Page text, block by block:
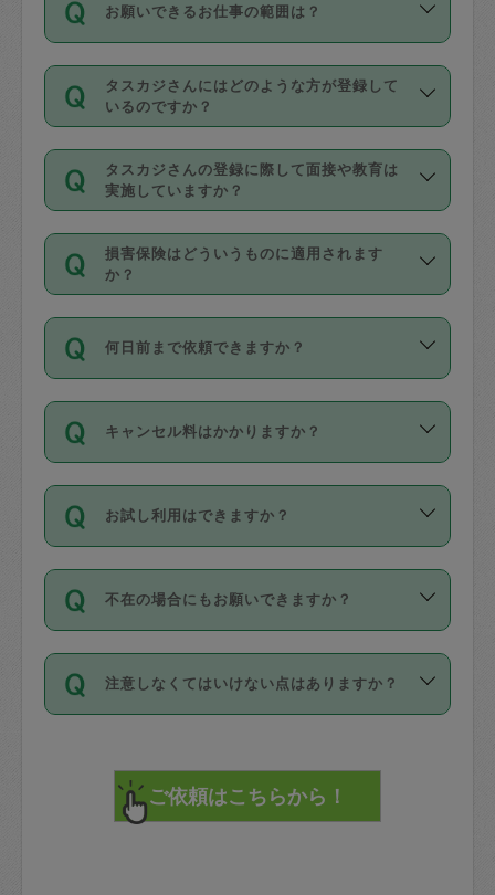
銀行振込や現金払いも対応していませ
なお、タスカジさんの交通費も、依頼料
金のご請求と合わせてお支払いとなりま
動計算で表示されます。
（例：毎週定期の場合は３回以上のキャ
ンセルが有償（1200円、隔週定期の場合
は２回以上のキャンセルが有償（1200
たり３時間です。
・ＡＭ ９時～１２時
・ＰＭ １３時～１６時
・夜 １８時～２１時
開始時間を２時間前後変更することが可
能です。依頼送信後、個別にタスカジさ
んにメッセージを送り調整してくださ
い。ただし、２時間を越えての調整はで
時間も被らない場合、損害保険の対象外
お願いできるお仕事の範囲は？
掃除、整理収納、洗濯、買い物、料理、
作り置きです。タスカジさんによってで
きる仕事の範囲が異なりますので、依頼
する前にタスカジさんのプロフィールで
確認してください。
基本的に、高所での作業や危険作業、屋
外での作業は対象外です。
タスカジさんにはどのような方が登録して
いるのですか？
主婦として長年の家事経験をお持ちの
方、栄養士・調理師といった資格者で保
育園や学校の給食やレストランで料理関
係の専門職に従事されていた方、日本で
すでにハウスキーパーや英語の先生とし
てお仕事をしているフィリピン出身の
社員など様々なバックグラウンドの方が
登録しています。
日本語も話せる方など様々です。
ールに記載していますので、各自の得意
を依頼してください。
タスカジさんの登録に際して面接や教育は
実施していますか？
応募の際に、各自事務局との面接と説明
を行っています。その後、身分証明書の
写真提出をしていただいています。外国
確認しています。タスカジさんトレーニ
ング動画を使ったセルフトレーニングの
現場トライアルを受け、合格したタスカ
ジさんが活動されています。
※テストセンターの講評は１件目のレビュ
参考
【詳細】タスカジさんの登録に際
損害保険はどういうものに適用されます
か？
依頼者とタスカジさんとの間でタスカジ
を通して成立した作業時間内での作業に
適用されます。作業範囲は、掃除、洗
です。作業中に物を壊したり、人にけが
をさせたりした場合が対象で、補償金額
す。
写真を撮り、
詳細FAQ：
損害賠償保険について教えて
何日前まで依頼できますか？
ご依頼は、現在を起点に3日後（72時間
以降）の日時から受付可能となっていま
す。
タスカジさんへ「募集」をかけることが
可能です。
キャンセル料はかかりますか？
キャンセル料には、以下の2種類がありま
す。
1. 直前キャンセル（定期、スポット契約
共通）
72時間を超える※と、以下のキャンセル
料が発生します。
直前キャンセル料：
72時間前〜24時間前＝依頼料金の50%
お試し利用はできますか？
「お試し利用」というメニューはありま
せんが、「一回のみ」依頼を活用するこ
とによって、気に入ったタスカジさんを
まず、条件の合う気になるタスカジさ
みてください。
その後、一番気に入ったタスカジさんに
不在の場合にもお願いできますか？
不在の場合の作業はタスカジさんの同意
が必要です。数回の依頼ののち、タスカ
ジさんと依頼者の間で十分な信頼関係が
てください。
不在時に部屋に入るためにタスカジさん
注意しなくてはいけない点はありますか？
で、必ず鍵のかかるロッカーや金庫に入
れて依頼者の責任の元管理するよう心掛
けてください。